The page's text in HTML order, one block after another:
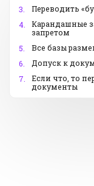
3.
Переводить
4.
Карандашные
запретом
5.
Все базы
6.
Допуск к
7.
Если что, то
документы